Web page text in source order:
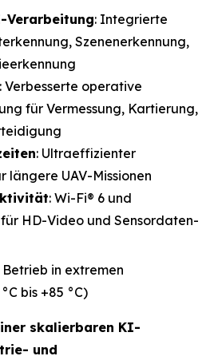
Verarbeitung: Integrierte
Szenenerkennung,
: Verbesserte operative
für Vermessung, Kartierung,
: Ultraeffizienter
längere UAV-Missionen
: Wi-Fi® 6 und
HD-Video und Sensordaten-
Betrieb in extremen
bis +85 °C)
skalierbaren KI-
und